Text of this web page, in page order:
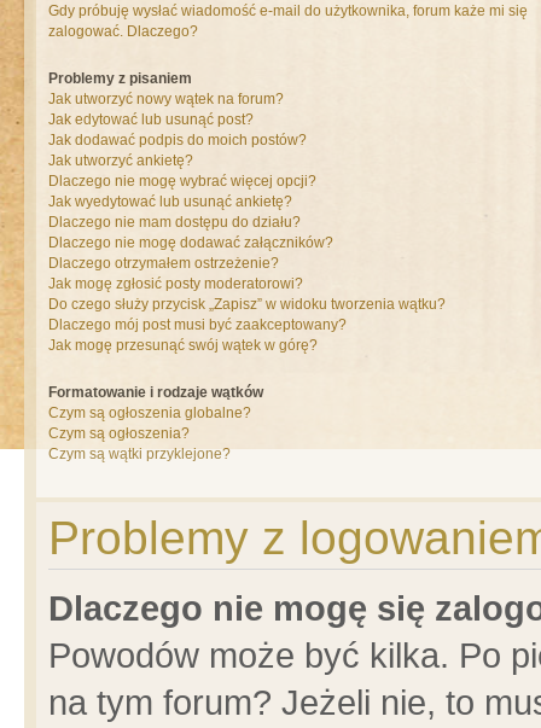
Gdy próbuję wysłać wiadomość e-mail do użytkownika, forum każe mi się
zalogować. Dlaczego?
Problemy z pisaniem
Jak utworzyć nowy wątek na forum?
Jak edytować lub usunąć post?
Jak dodawać podpis do moich postów?
Jak utworzyć ankietę?
Dlaczego nie mogę wybrać więcej opcji?
Jak wyedytować lub usunąć ankietę?
Dlaczego nie mam dostępu do działu?
Dlaczego nie mogę dodawać załączników?
Dlaczego otrzymałem ostrzeżenie?
Jak mogę zgłosić posty moderatorowi?
Do czego służy przycisk „Zapisz” w widoku tworzenia wątku?
Dlaczego mój post musi być zaakceptowany?
Jak mogę przesunąć swój wątek w górę?
Formatowanie i rodzaje wątków
Czym są ogłoszenia globalne?
Czym są ogłoszenia?
Czym są wątki przyklejone?
Problemy z
Dlaczego nie mogę się
Powodów może być kilka. Po
na tym forum? Jeżeli nie, to